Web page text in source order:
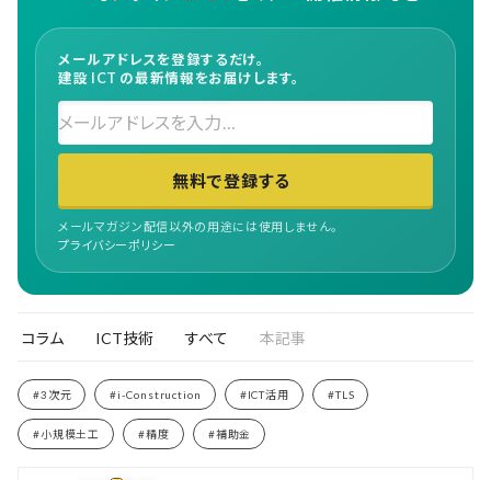
メールアドレスを登録するだけ。
建設 ICT の最新情報をお届けします。
無料で登録する
メールマガジン配信以外の用途には使用しません。
プライバシーポリシー
コラム ICT技術 すべて 本記事
#3次元 #i-Construction #ICT活用 #TLS
#小規模土工 #精度 #補助金